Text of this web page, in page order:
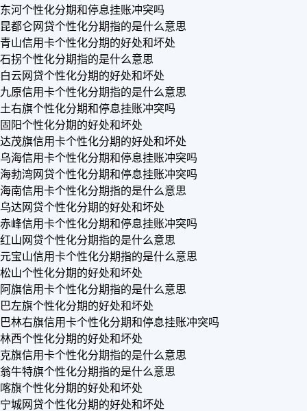
东河个性化分期和停息挂账冲突吗
昆都仑网贷个性化分期指的是什么意思
青山信用卡个性化分期的好处和坏处
石拐个性化分期指的是什么意思
白云网贷个性化分期的好处和坏处
九原信用卡个性化分期指的是什么意思
土右旗个性化分期和停息挂账冲突吗
固阳个性化分期的好处和坏处
达茂旗信用卡个性化分期的好处和坏处
乌海信用卡个性化分期和停息挂账冲突吗
海勃湾网贷个性化分期和停息挂账冲突吗
海南信用卡个性化分期指的是什么意思
乌达网贷个性化分期的好处和坏处
赤峰信用卡个性化分期和停息挂账冲突吗
红山网贷个性化分期指的是什么意思
元宝山信用卡个性化分期指的是什么意思
松山个性化分期的好处和坏处
阿旗信用卡个性化分期指的是什么意思
巴左旗个性化分期的好处和坏处
巴林右旗信用卡个性化分期和停息挂账冲突吗
林西个性化分期的好处和坏处
克旗信用卡个性化分期指的是什么意思
翁牛特旗个性化分期指的是什么意思
喀旗个性化分期的好处和坏处
宁城网贷个性化分期的好处和坏处